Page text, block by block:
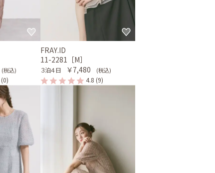
(税込)
(0)
FRAY.ID
11-2281［M］
３泊４日 ￥7,480 (税込)
4.8 (9)